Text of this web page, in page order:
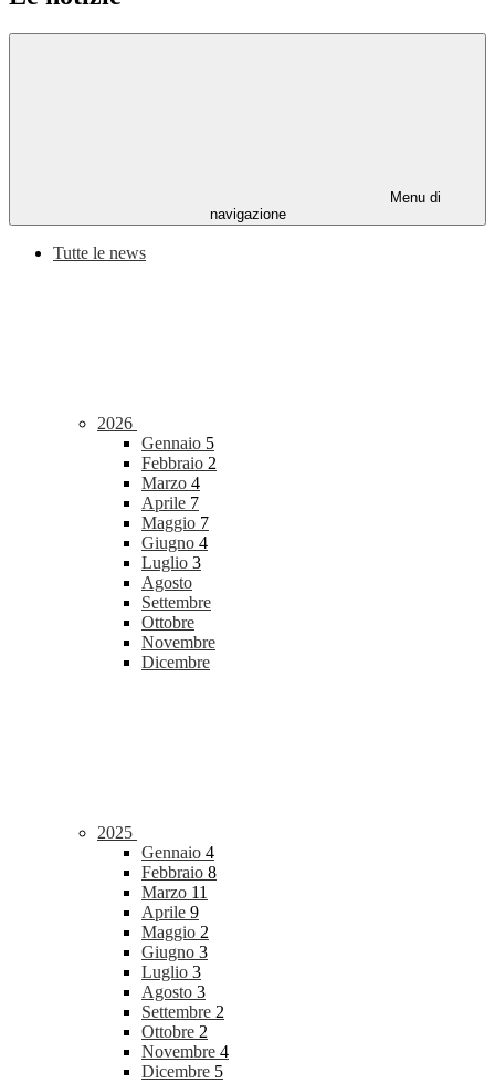
Menu di
navigazione
Tutte le news
2026
Gennaio 5
Febbraio 2
Marzo 4
Aprile 7
Maggio 7
Giugno 4
Luglio 3
Agosto
Settembre
Ottobre
Novembre
Dicembre
2025
Gennaio 4
Febbraio 8
Marzo 11
Aprile 9
Maggio 2
Giugno 3
Luglio 3
Agosto 3
Settembre 2
Ottobre 2
Novembre 4
Dicembre 5